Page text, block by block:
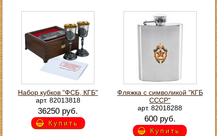
Набор кубков "ФСБ, КГБ"
арт. 82013818
36250 руб.
Купить
Фляжка с символикой "КГБ
СССР"
арт. 82018288
600 руб.
Купить